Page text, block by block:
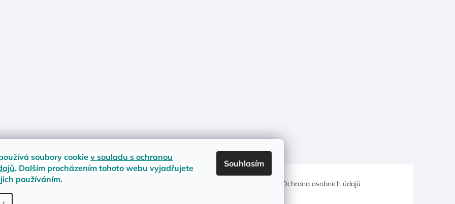
soubory cookiev souladu s ochranou
. Dalším procházením tohoto webu vyjadřujete
používáním.
Souhlasím
zboží Materiály a velikosti Ochrana osobních údajů